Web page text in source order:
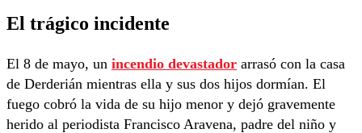
El trágico incidente
El 8 de mayo, un incendio devastador arrasó con la casa
de Derderián mientras ella y sus dos hijos dormían. El
fuego cobró la vida de su hijo menor y dejó gravemente
herido al periodista Francisco Aravena, padre del niño y